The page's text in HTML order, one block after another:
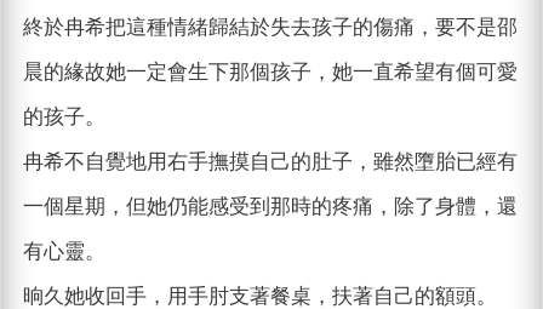
終於冉希把這種情緒歸結於失去孩子的傷痛，要不是邵
晨的緣故她一定會生下那個孩子，她一直希望有個可愛
的孩子。
冉希不自覺地用右手撫摸自己的肚子，雖然墮胎已經有
一個星期，但她仍能感受到那時的疼痛，除了身體，還
有心靈。
晌久她收回手，用手肘支著餐桌，扶著自己的額頭。